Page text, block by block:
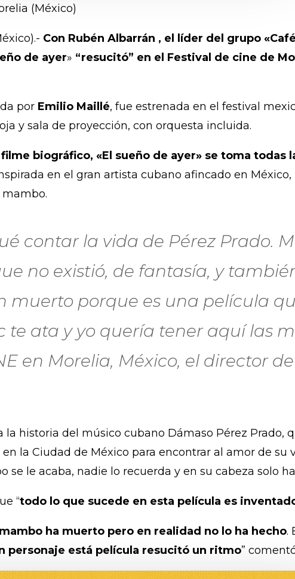
(México)
Con Rubén Albarrán , el líder del grupo
de ayer» “resucitó” en el Festival de cine de
por Emilio Maillé, fue estrenada en el festival
y sala de proyección, con orquesta incluida.
biográfico, «El sueño de ayer» se toma todas
en el gran artista cubano afincado en
contar la vida de Pérez Prado.
no existió, de fantasía, y
muerto porque es una película
te ata y yo quería tener aquí las
en Morelia, México, el director
la historia del músico cubano Dámaso Pérez Prado,
la Ciudad de México para encontrar al amor de su
se le acaba, nadie lo recuerda y en su cabeza solo
“todo lo que sucede en esta película es
ha muerto pero en realidad no lo ha hecho.
personaje está película resucitó un ritmo”